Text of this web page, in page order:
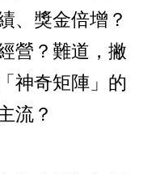
、獎金倍增？
營？難道，撇
神奇矩陣」的
流？